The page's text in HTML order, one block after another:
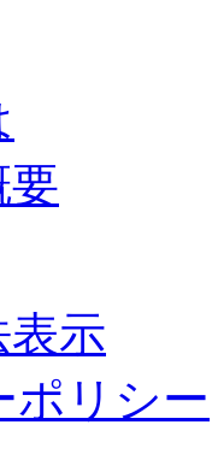
要
示
ポリシー